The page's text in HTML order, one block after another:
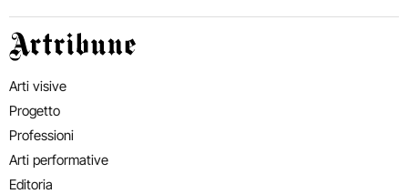
Artribune
Arti visive
Progetto
Professioni
Arti performative
Editoria